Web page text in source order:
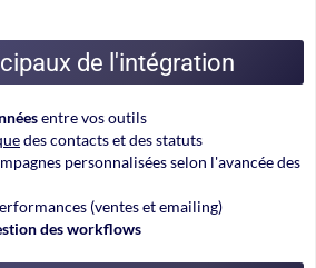
de l'intégration
entre vos outils
des contacts et des statuts
personnaliséesselon l'avancée des
(ventes et emailing)
des workflows